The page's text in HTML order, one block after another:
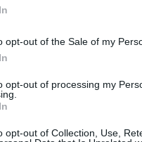
opt-out of the Sale of my
opt-out of processing my
opt-out of Collection, Use,
boldogságot” -
Károly, a
négy operett-
Operett! 2 –